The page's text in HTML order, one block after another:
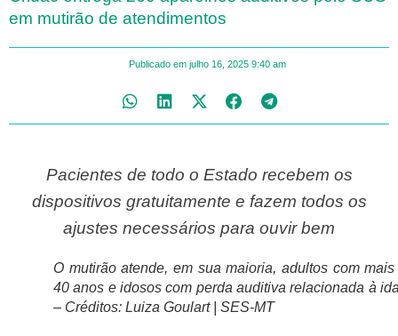
em mutirão de atendimentos
Publicado em julho 16, 2025 9:40 am
Pacientes de todo o Estado recebem os
dispositivos gratuitamente e fazem todos os
ajustes necessários para ouvir bem
O mutirão atende, em sua maioria, adultos com
40 anos e idosos com perda auditiva relacionada à
– Créditos: Luiza Goulart | SES-MT